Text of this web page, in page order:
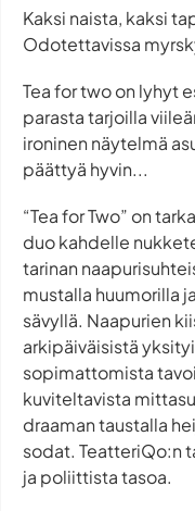
Kaksi naista, kaksi
Odotettavissa
Tea for two on lyhyt
parasta tarjoilla
ironinen näytelmä
päättyä hyvin...
“Tea for Two” on
duo kahdelle
tarinan
mustalla huumorilla
sävyllä. Naapurien
arkipäiväisistä
sopimattomista
kuviteltavista
draaman taustalla
sodat. TeatteriQo:n
ja poliittista tasoa.